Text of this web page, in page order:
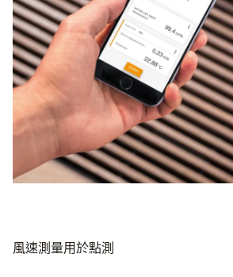
速計可以測量空氣速度、濕度和溫度。
提供重要資訊。
如果您從事空調行業或需要更多資料
露點的風速計，從而進行複雜的分析。
風速測量用於點測